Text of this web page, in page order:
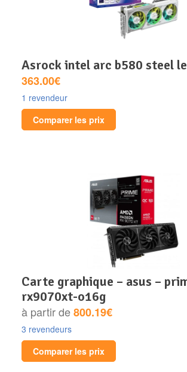
asrock intel arc b580 steel le
363.00€
1 revendeur
Comparer les prix
carte graphique – asus – prime-
rx9070xt-o16g
à partir de800.19€
3 revendeurs
Comparer les prix